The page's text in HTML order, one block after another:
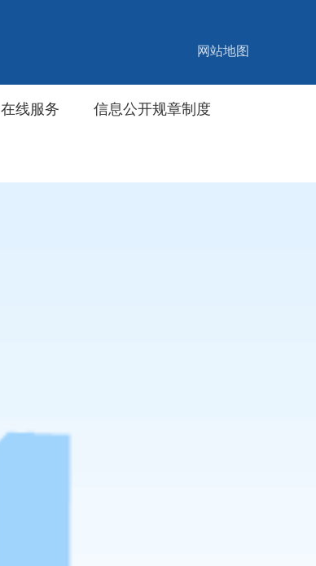
网站地图
在线服务 信息公开规章制度